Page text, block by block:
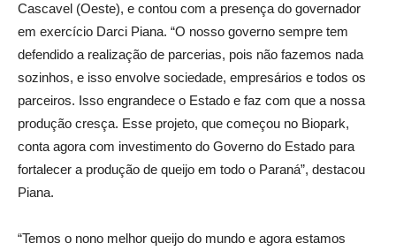
Cascavel (Oeste), e contou com a presença do governador
em exercício Darci Piana. “O nosso governo sempre tem
defendido a realização de parcerias, pois não fazemos nada
sozinhos, e isso envolve sociedade, empresários e todos os
parceiros. Isso engrandece o Estado e faz com que a nossa
produção cresça. Esse projeto, que começou no Biopark,
conta agora com investimento do Governo do Estado para
fortalecer a produção de queijo em todo o Paraná”, destacou
Piana.
“Temos o nono melhor queijo do mundo e agora estamos